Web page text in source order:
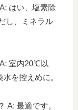
はい、塩素除
し、ミネラル
室内20℃以
を控えめに。
A: 最適です。